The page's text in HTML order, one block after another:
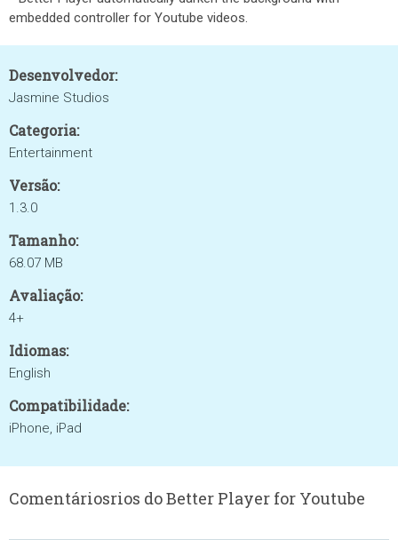
embedded controller for Youtube videos.
Desenvolvedor:
Jasmine Studios
Categoria:
Entertainment
Versão:
1.3.0
Tamanho:
68.07 MB
Avaliação:
4+
Idiomas:
English
Compatibilidade:
iPhone, iPad
Comentáriosrios do Better Player for Youtube